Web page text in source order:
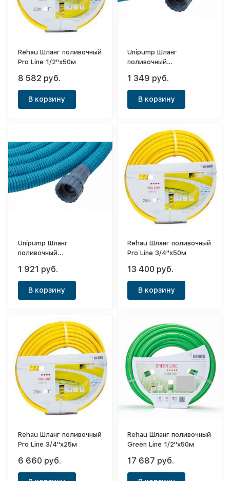
Rehau Шланг поливочный
Pro Line 1/2"х50м
8 582 руб.
В корзину
Unipump Шланг
поливочный
Telescope 3/4"х15м
1 349 руб.
В корзину
Unipump Шланг
поливочный
Telescope 3/4"х22м
1 921 руб.
В корзину
Rehau Шланг поливочный
Pro Line 3/4"х50м
13 400 руб.
В корзину
Rehau Шланг поливочный
Pro Line 3/4"х25м
6 660 руб.
Rehau Шланг поливочный
Green Line 1/2"х50м
17 687 руб.